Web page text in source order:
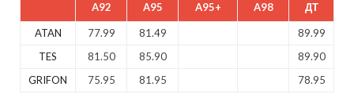
A92 A95 A95+ A98 ДТ
ATAN 77.99 81.49
89.99
TES
81.50 85.90
89.90
GRIFON
75.95 81.95 78.95